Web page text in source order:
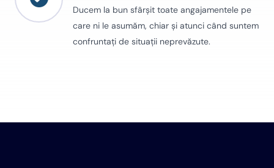
Ducem la bun sfârșit toate angajamentele pe
care ni le asumăm, chiar și atunci când suntem
confruntați de situații neprevăzute.